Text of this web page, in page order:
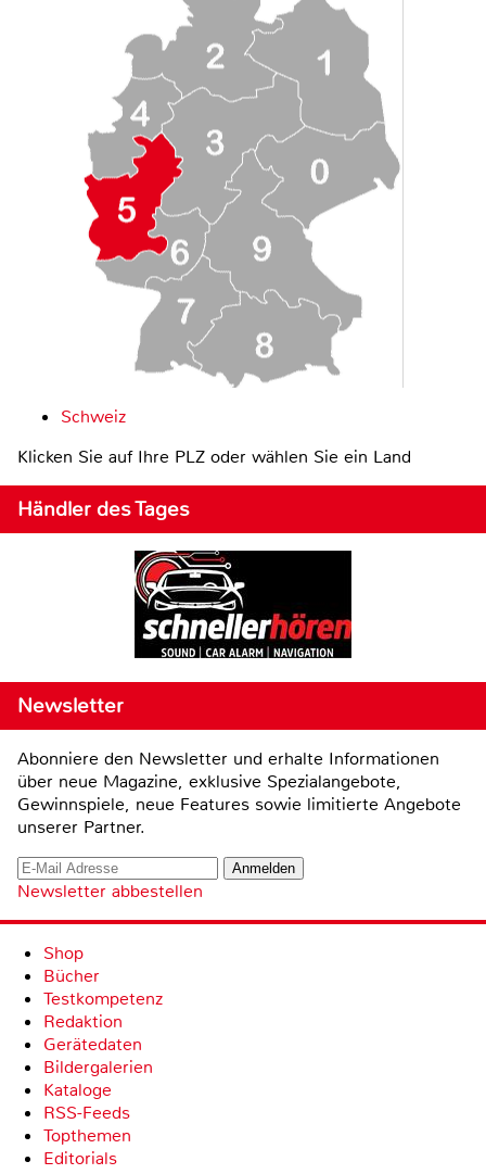
Schweiz
Klicken Sie auf Ihre PLZ oder wählen Sie ein Land
Händler des Tages
Newsletter
Abonniere den Newsletter und erhalte Informationen
über neue Magazine, exklusive Spezialangebote,
Gewinnspiele, neue Features sowie limitierte Angebote
unserer Partner.
Newsletter abbestellen
Shop
Bücher
Testkompetenz
Redaktion
Gerätedaten
Bildergalerien
Kataloge
RSS-Feeds
Topthemen
Editorials